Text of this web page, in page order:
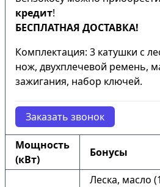
кредит!
БЕСПЛАТНАЯ ДОСТАВКА!
Комплектация: 3 катушки с
нож, двухплечевой ремень,
зажигания, набор ключей.
Заказать звонок
Мощность
(кВт)
Бонусы
Леска, масло